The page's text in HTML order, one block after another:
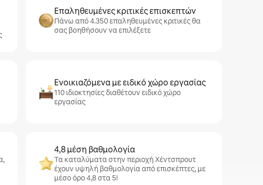
Επαληθευμένες κριτικές επισκεπτών
Πάνω από 4.350 επαληθευμένες κριτικές θα
σας βοηθήσουν να επιλέξετε
Ενοικιαζόμενα με ειδικό χώρο εργασίας
110 ιδιοκτησίες διαθέτουν ειδικό χώρο
εργασίας
4,8 μέση βαθμολογία
Τα καταλύματα στην περιοχή Χέντσπρουτ
έχουν υψηλή βαθμολογία από επισκέπτες, με
μέσο όρο 4,8 στα 5!